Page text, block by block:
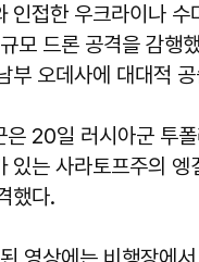
인접한 우크라이나 수
모 드론 공격을 감행
부 오데사에 대대적
은 20일 러시아군 투
있는 사라토프주의 엥
했다.